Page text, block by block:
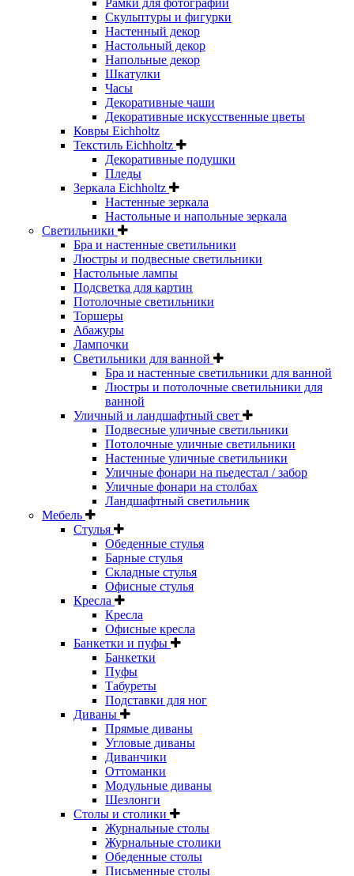
Рамки для фотографий
Скульптуры и фигурки
Настенный декор
Настольный декор
Напольные декор
Шкатулки
Часы
Декоративные чаши
Декоративные искусственные цветы
Ковры Eichholtz
Текстиль Eichholtz
Декоративные подушки
Пледы
Зеркала Eichholtz
Настенные зеркала
Настольные и напольные зеркала
Светильники
Бра и настенные светильники
Люстры и подвесные светильники
Настольные лампы
Подсветка для картин
Потолочные светильники
Торшеры
Абажуры
Лампочки
Светильники для ванной
Бра и настенные светильники для ванной
Люстры и потолочные светильники для
ванной
Уличный и ландшафтный свет
Подвесные уличные светильники
Потолочные уличные светильники
Настенные уличные светильники
Уличные фонари на пьедестал / забор
Уличные фонари на столбах
Ландшафтный светильник
Мебель
Стулья
Обеденные стулья
Барные стулья
Складные стулья
Офисные стулья
Кресла
Кресла
Офисные кресла
Банкетки и пуфы
Банкетки
Пуфы
Табуреты
Подставки для ног
Диваны
Прямые диваны
Угловые диваны
Диванчики
Оттоманки
Модульные диваны
Шезлонги
Столы и столики
Журнальные столы
Журнальные столики
Обеденные столы
Письменные столы